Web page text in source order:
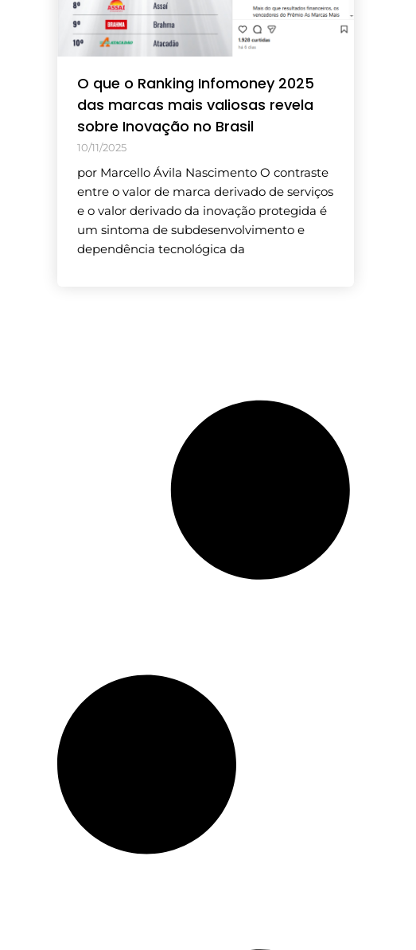
O que o Ranking Infomoney 2025
das marcas mais valiosas revela
sobre Inovação no Brasil
10/11/2025
por Marcello Ávila Nascimento O contraste
entre o valor de marca derivado de serviços
e o valor derivado da inovação protegida é
um sintoma de subdesenvolvimento e
dependência tecnológica da